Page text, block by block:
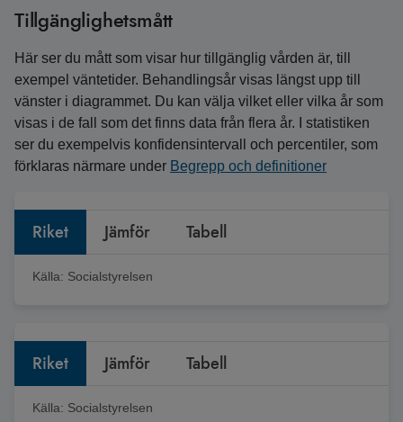
Tillgänglighetsmått
Här ser du mått som visar hur tillgänglig vården är, till
exempel väntetider. Behandlingsår visas längst upp till
vänster i diagrammet. Du kan välja vilket eller vilka år som
visas i de fall som det finns data från flera år. I statistiken
ser du exempelvis konfidensintervall och percentiler, som
förklaras närmare under Begrepp och definitioner
Riket Jämför Tabell
Källa: Socialstyrelsen
Riket Jämför Tabell
Källa: Socialstyrelsen